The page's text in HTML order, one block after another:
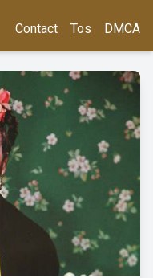
Contact Tos DMCA